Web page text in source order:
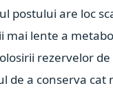
postului are loc
mai lente a
rezervelor
de a conserva